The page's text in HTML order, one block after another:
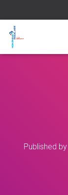
Published by